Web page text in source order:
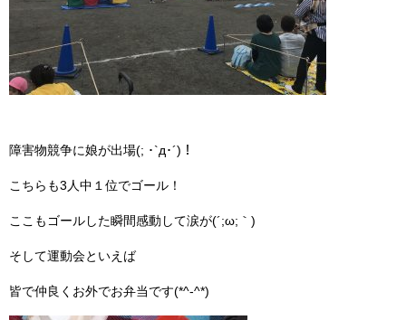
障害物競争に娘が出場(; ･`д･´)！
こちらも3人中１位でゴール！
ここもゴールした瞬間感動して涙が(´;ω;｀)
そして運動会といえば
皆で仲良くお外でお弁当です(*^-^*)